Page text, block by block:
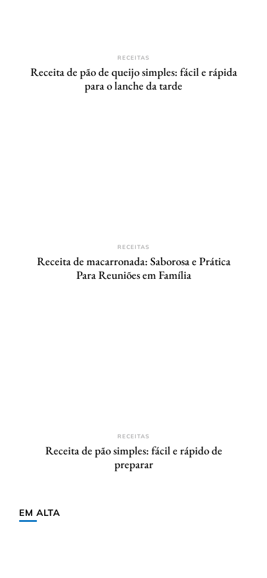
RECEITAS
Receita de pão de queijo simples: fácil e rápida
para o lanche da tarde
RECEITAS
Receita de macarronada: Saborosa e Prática
Para Reuniões em Família
RECEITAS
Receita de pão simples: fácil e rápido de
preparar
EM ALTA